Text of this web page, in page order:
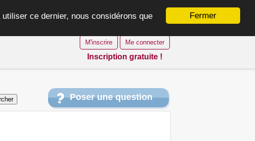
Fermer
ce dernier, nous considérons que
M'inscrire Me connecter
Inscription gratuite !
Poser une question